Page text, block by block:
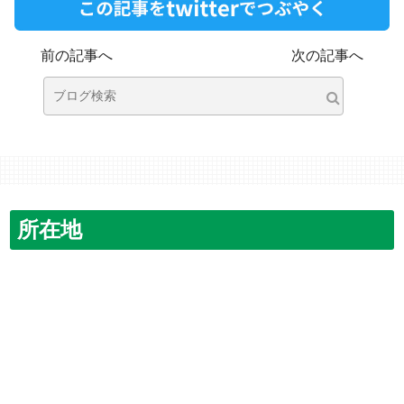
前の記事へ 次の記事へ
所在地